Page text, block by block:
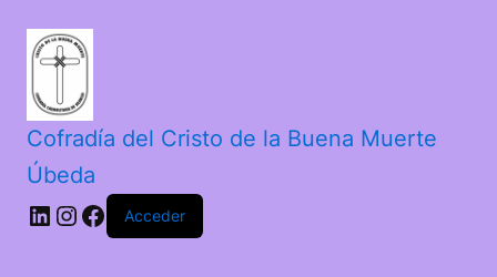
Cofradía del Cristo de la Buena Muerte
Úbeda
Acceder